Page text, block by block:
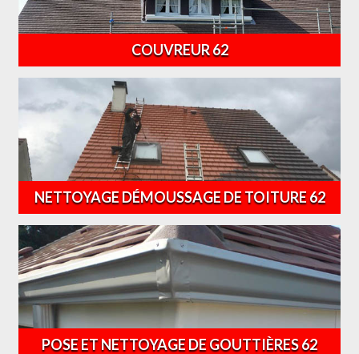
COUVREUR 62
NETTOYAGE DÉMOUSSAGE DE TOITURE 62
POSE ET NETTOYAGE DE GOUTTIÈRES 62